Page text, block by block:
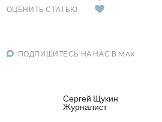
ОЦЕНИТЬ СТАТЬЮ
ПОДПИШИТЕСЬ НА НАС В MAX
Сергей Щукин
Журналист